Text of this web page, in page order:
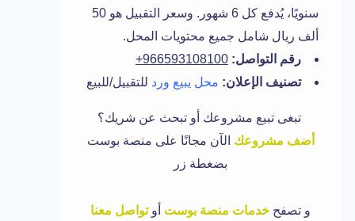
سنويًا، يُدفع كل 6 شهور. وسعر التقبيل هو 50
ألف ريال شامل جميع محتويات المحل.
رقم التواصل: 966593108100+
تصنيف الإعلان: محل يبيع ورد للتقبيل/للبيع
تبغى تبيع مشروعك أو تبحث عن شريك؟
أضف مشروعك الآن مجانًا على منصة بوست
بضغطة زر
و تصفح خدمات منصة بوست أو تواصل معنا